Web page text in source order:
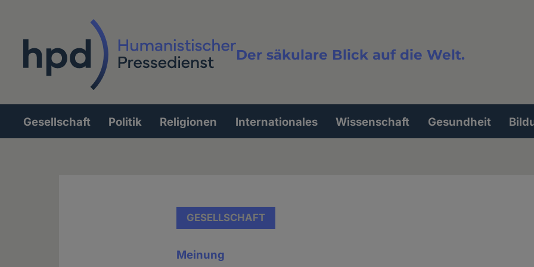
Der säkulare Blick auf die Welt.
Volltextsuche
Hauptnavigation
Gesellschaft Politik Religionen Internationales Wissenschaft Gesundheit
GESELLSCHAFT
Meinung